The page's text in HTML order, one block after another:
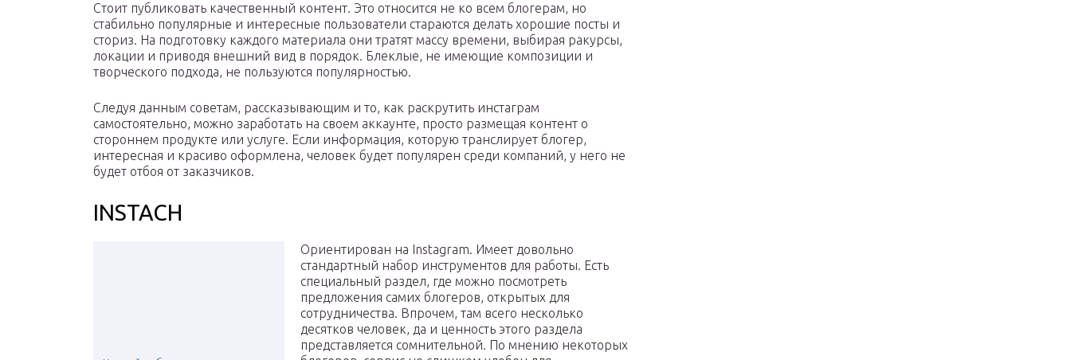
Стоит публиковать качественный контент. Это относится не ко всем блогерам, но
стабильно популярные и интересные пользователи стараются делать хорошие посты и
сториз. На подготовку каждого материала они тратят массу времени, выбирая ракурсы,
локации и приводя внешний вид в порядок. Блеклые, не имеющие композиции и
творческого подхода, не пользуются популярностью.
Следуя данным советам, рассказывающим и то, как раскрутить инстаграм
самостоятельно, можно заработать на своем аккаунте, просто размещая контент о
стороннем продукте или услуге. Если информация, которую транслирует блогер,
интересная и красиво оформлена, человек будет популярен среди компаний, у него не
будет отбоя от заказчиков.
INSTACH
Ориентирован на Instagram. Имеет довольно
стандартный набор инструментов для работы. Есть
специальный раздел, где можно посмотреть
предложения самих блогеров, открытых для
сотрудничества. Впрочем, там всего несколько
десятков человек, да и ценность этого раздела
представляется сомнительной. По мнению некоторых